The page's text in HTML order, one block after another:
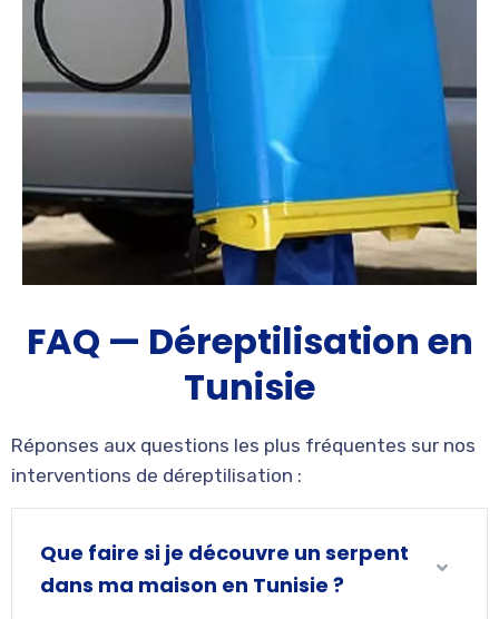
FAQ — Déreptilisation en
Tunisie
Réponses aux questions les plus fréquentes sur nos
interventions de déreptilisation :
Que faire si je découvre un serpent
dans ma maison en Tunisie ?